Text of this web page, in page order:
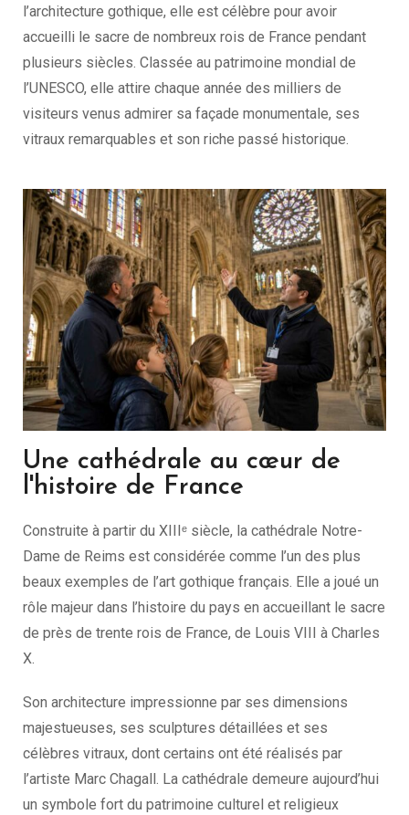
l’architecture gothique, elle est célèbre pour avoir
accueilli le sacre de nombreux rois de France pendant
plusieurs siècles. Classée au patrimoine mondial de
l’UNESCO, elle attire chaque année des milliers de
visiteurs venus admirer sa façade monumentale, ses
vitraux remarquables et son riche passé historique.
Une cathédrale au cœur de
l'histoire de France
Construite à partir du XIIIᵉ siècle, la cathédrale Notre-
Dame de Reims est considérée comme l’un des plus
beaux exemples de l’art gothique français. Elle a joué un
rôle majeur dans l’histoire du pays en accueillant le sacre
de près de trente rois de France, de Louis VIII à Charles
X.
Son architecture impressionne par ses dimensions
majestueuses, ses sculptures détaillées et ses
célèbres vitraux, dont certains ont été réalisés par
l’artiste Marc Chagall. La cathédrale demeure aujourd’hui
un symbole fort du patrimoine culturel et religieux